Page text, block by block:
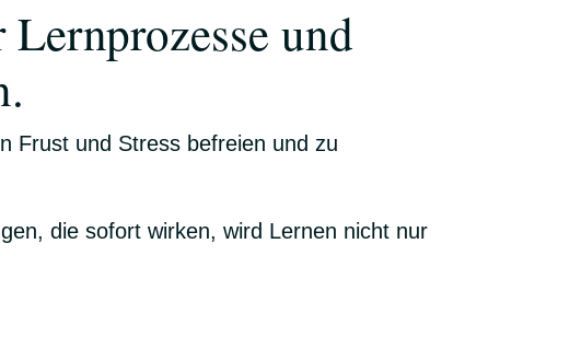
und
Frust und Stress befreien und zu
die sofort wirken, wird Lernen nicht nur